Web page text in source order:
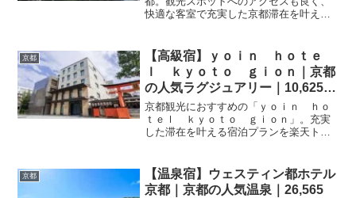
快適な客室で充実した京都滞在を叶えま
い。
京都
【高級宿】ｙｏｉｎ ｈｏｔｅ
ｌ ｋｙｏｔｏ ｇｉｏｎ｜京都
の人気ラグジュアリー｜10,625
円〜
京都観光におすすめの「ｙｏｉｎ ｈｏ
ｔｅｌ ｋｙｏｔｏ ｇｉｏｎ」。充実
した滞在を叶える宿泊プランを楽天トラ
ください。最新情報は予約ページへ。
京都
【温泉宿】ウェスティン都ホテル
京都｜京都の人気温泉｜26,565